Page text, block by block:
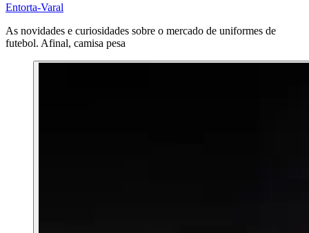
Entorta-Varal
As novidades e curiosidades sobre o mercado de uniformes de
futebol. Afinal, camisa pesa